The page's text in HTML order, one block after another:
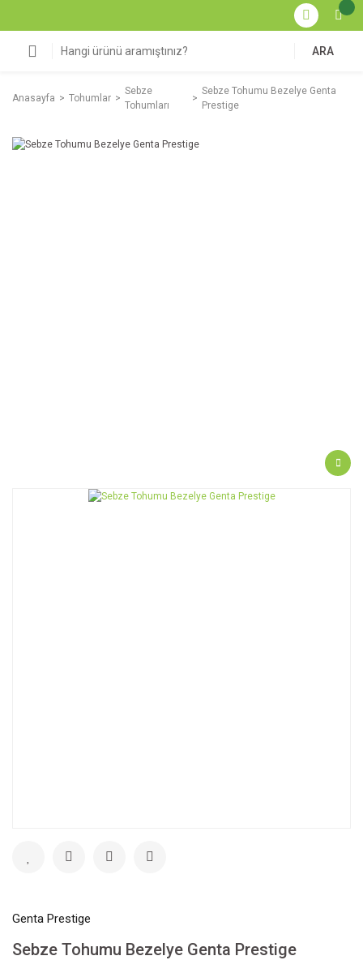
ARA
Anasayfa Tohumlar
Sebze
Tohumları
Sebze Tohumu Bezelye Genta
Prestige
Genta Prestige
Sebze Tohumu Bezelye Genta Prestige